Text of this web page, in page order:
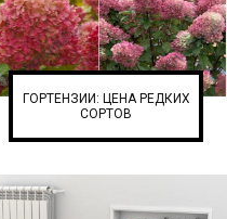
ГОРТЕНЗИИ: ЦЕНА РЕДКИХ
СОРТОВ